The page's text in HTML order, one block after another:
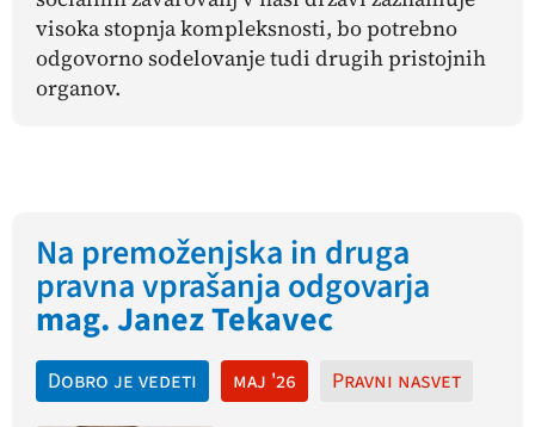
visoka stopnja kompleksnosti, bo potrebno
odgovorno sodelovanje tudi drugih pristojnih
organov.
Na premoženjska in druga
pravna vprašanja odgovarja
mag. Janez Tekavec
Dobro je vedeti maj '26 Pravni nasvet